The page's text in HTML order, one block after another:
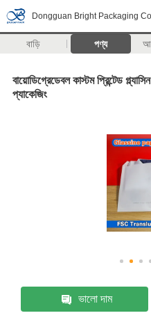
Dongguan Bright Packaging
বাড়ি পণ্য
বায়োডিগ্রেডেবল কাস্টম প্রিন্টেড
প্যাকেজিং
ভালো দাম